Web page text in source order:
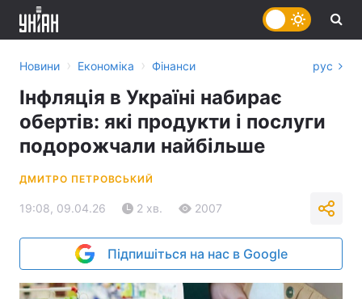
Новини › Економіка › Фінанси рус
Інфляція в Україні набирає
обертів: які продукти і послуги
подорожчали найбільше
ДМИТРО ПЕТРОВСЬКИЙ
19:08, 09.04.26 2 хв. 2007
Підпишіться на нас в Google